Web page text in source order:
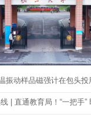
振动样品磁强计在包头投
| 直通教育局！“一把手”